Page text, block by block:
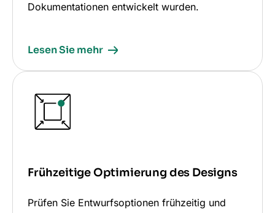
Dokumentationen entwickelt wurden.
Lesen Sie mehr
Frühzeitige Optimierung des Designs
Prüfen Sie Entwurfsoptionen frühzeitig und